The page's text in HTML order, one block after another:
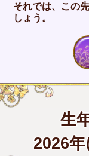
それでは、この
しょう。
生
2026